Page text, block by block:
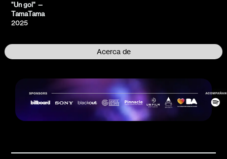
Acerca de
"Un gol" —
TamaTama
2025